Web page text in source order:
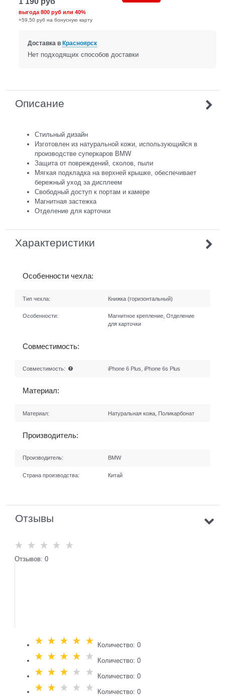
выгода800 руб или40%
+59,50 руб на бонусную карту
Доставка в Красноярск
Нет подходящих способов доставки
Описание
Стильный дизайн
Изготовлен из натуральной кожи, использующийся в
производстве суперкаров BMW
Защита от повреждений, сколов, пыли
Мягкая подкладка на верхней крышке, обеспечивает
бережный уход за дисплеем
Свободный доступ к портам и камере
Магнитная застежка
Отделение для карточки
Характеристики
Особенности чехла:
Тип чехла: Книжка (горизонтальный)
Особенности:
Магнитное крепление, Отделение
для карточки
Совместимость:
Совместимость: iPhone 6 Plus, iPhone 6s Plus
Материал:
Материал: Натуральная кожа, Поликарбонат
Производитель:
Производитель: BMW
Страна производства: Китай
Отзывы
Отзывов: 0
Количество: 0
Количество: 0
Количество: 0
Количество: 0